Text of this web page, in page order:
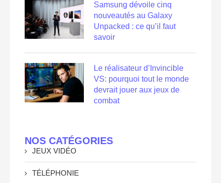
Samsung dévoile cinq
nouveautés au Galaxy
Unpacked : ce qu’il faut
savoir
Le réalisateur d’Invincible
VS: pourquoi tout le monde
devrait jouer aux jeux de
combat
NOS CATÉGORIES
JEUX VIDÉO
TÉLÉPHONIE